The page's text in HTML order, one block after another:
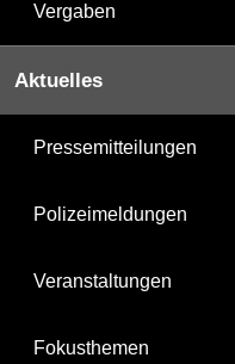
Vergaben
Aktuelles
Pressemitteilungen
Polizeimeldungen
Veranstaltungen
Fokusthemen